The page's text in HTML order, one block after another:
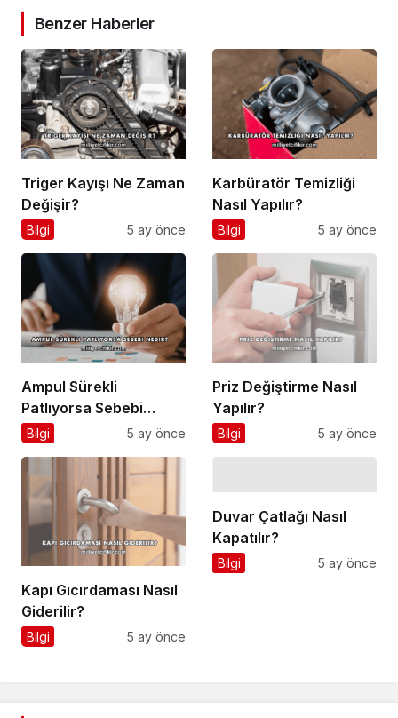
Benzer Haberler
Triger Kayışı Ne Zaman
Değişir?
Bilgi 5 ay önce
Karbüratör Temizliği
Nasıl Yapılır?
Bilgi 5 ay önce
Ampul Sürekli
Patlıyorsa Sebebi
Nedir?
Bilgi 5 ay önce
Priz Değiştirme Nasıl
Yapılır?
Bilgi 5 ay önce
Kapı Gıcırdaması Nasıl
Giderilir?
Bilgi 5 ay önce
Duvar Çatlağı Nasıl
Kapatılır?
Bilgi 5 ay önce